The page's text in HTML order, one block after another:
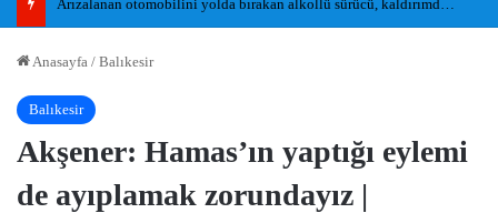
Anasayfa / Balıkesir
Balıkesir
Akşener: Hamas’ın yaptığı eylemi
de ayıplamak zorundayız |